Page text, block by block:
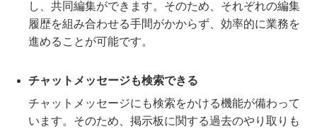
し、共同編集ができます。そのため、それぞれの編集
履歴を組み合わせる手間がかからず、効率的に業務を
進めることが可能です。
チャットメッセージも検索できる
チャットメッセージにも検索をかける機能が備わって
います。そのため、掲示板に関する過去のやり取りも